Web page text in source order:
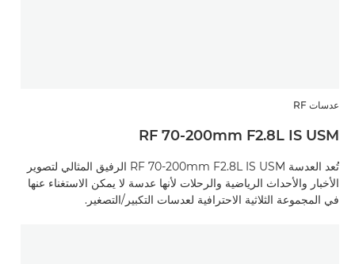
عدسات RF
RF 70-200mm F2.8L IS USM
تُعد العدسة RF 70-200mm F2.8L IS USM الرفيق المثالي لتصوير
الأخبار والأحداث الرياضية والرحلات لأنها عدسة لا يمكن الاستغناء عنها
في المجموعة الثلاثية الاحترافية لعدسات التكبير/التصغير.